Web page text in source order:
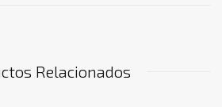
Relacionados